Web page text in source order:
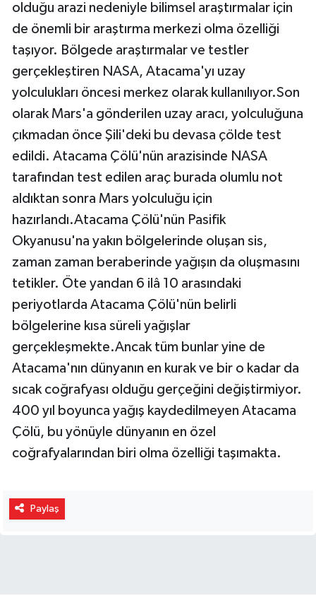
olduğu arazi nedeniyle bilimsel araştırmalar için
de önemli bir araştırma merkezi olma özelliği
taşıyor. Bölgede araştırmalar ve testler
gerçekleştiren NASA, Atacama'yı uzay
yolculukları öncesi merkez olarak kullanılıyor.Son
olarak Mars'a gönderilen uzay aracı, yolculuğuna
çıkmadan önce Şili'deki bu devasa çölde test
edildi. Atacama Çölü'nün arazisinde NASA
tarafından test edilen araç burada olumlu not
aldıktan sonra Mars yolculuğu için
hazırlandı.Atacama Çölü'nün Pasifik
Okyanusu'na yakın bölgelerinde oluşan sis,
zaman zaman beraberinde yağışın da oluşmasını
tetikler. Öte yandan 6 ilâ 10 arasındaki
periyotlarda Atacama Çölü'nün belirli
bölgelerine kısa süreli yağışlar
gerçekleşmekte.Ancak tüm bunlar yine de
Atacama'nın dünyanın en kurak ve bir o kadar da
sıcak coğrafyası olduğu gerçeğini değiştirmiyor.
400 yıl boyunca yağış kaydedilmeyen Atacama
Çölü, bu yönüyle dünyanın en özel
coğrafyalarından biri olma özelliği taşımakta.
Paylaş